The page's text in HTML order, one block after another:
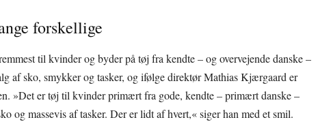
forskellige
til kvinder og byder på tøj fra kendte – og overvejende danske –
af sko, smykker og tasker, og ifølge direktør Mathias Kjærgaard er
»Det er tøj til kvinder primært fra gode, kendte – primært danske –
og massevis af tasker. Der er lidt af hvert,« siger han med et smil.